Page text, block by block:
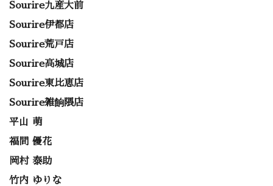
Sourire九産大前
Sourire伊都店
Sourire荒戸店
Sourire高城店
Sourire東比恵店
Sourire雑餉隈店
平山 萌
福間 優花
岡村 泰助
竹内 ゆりな